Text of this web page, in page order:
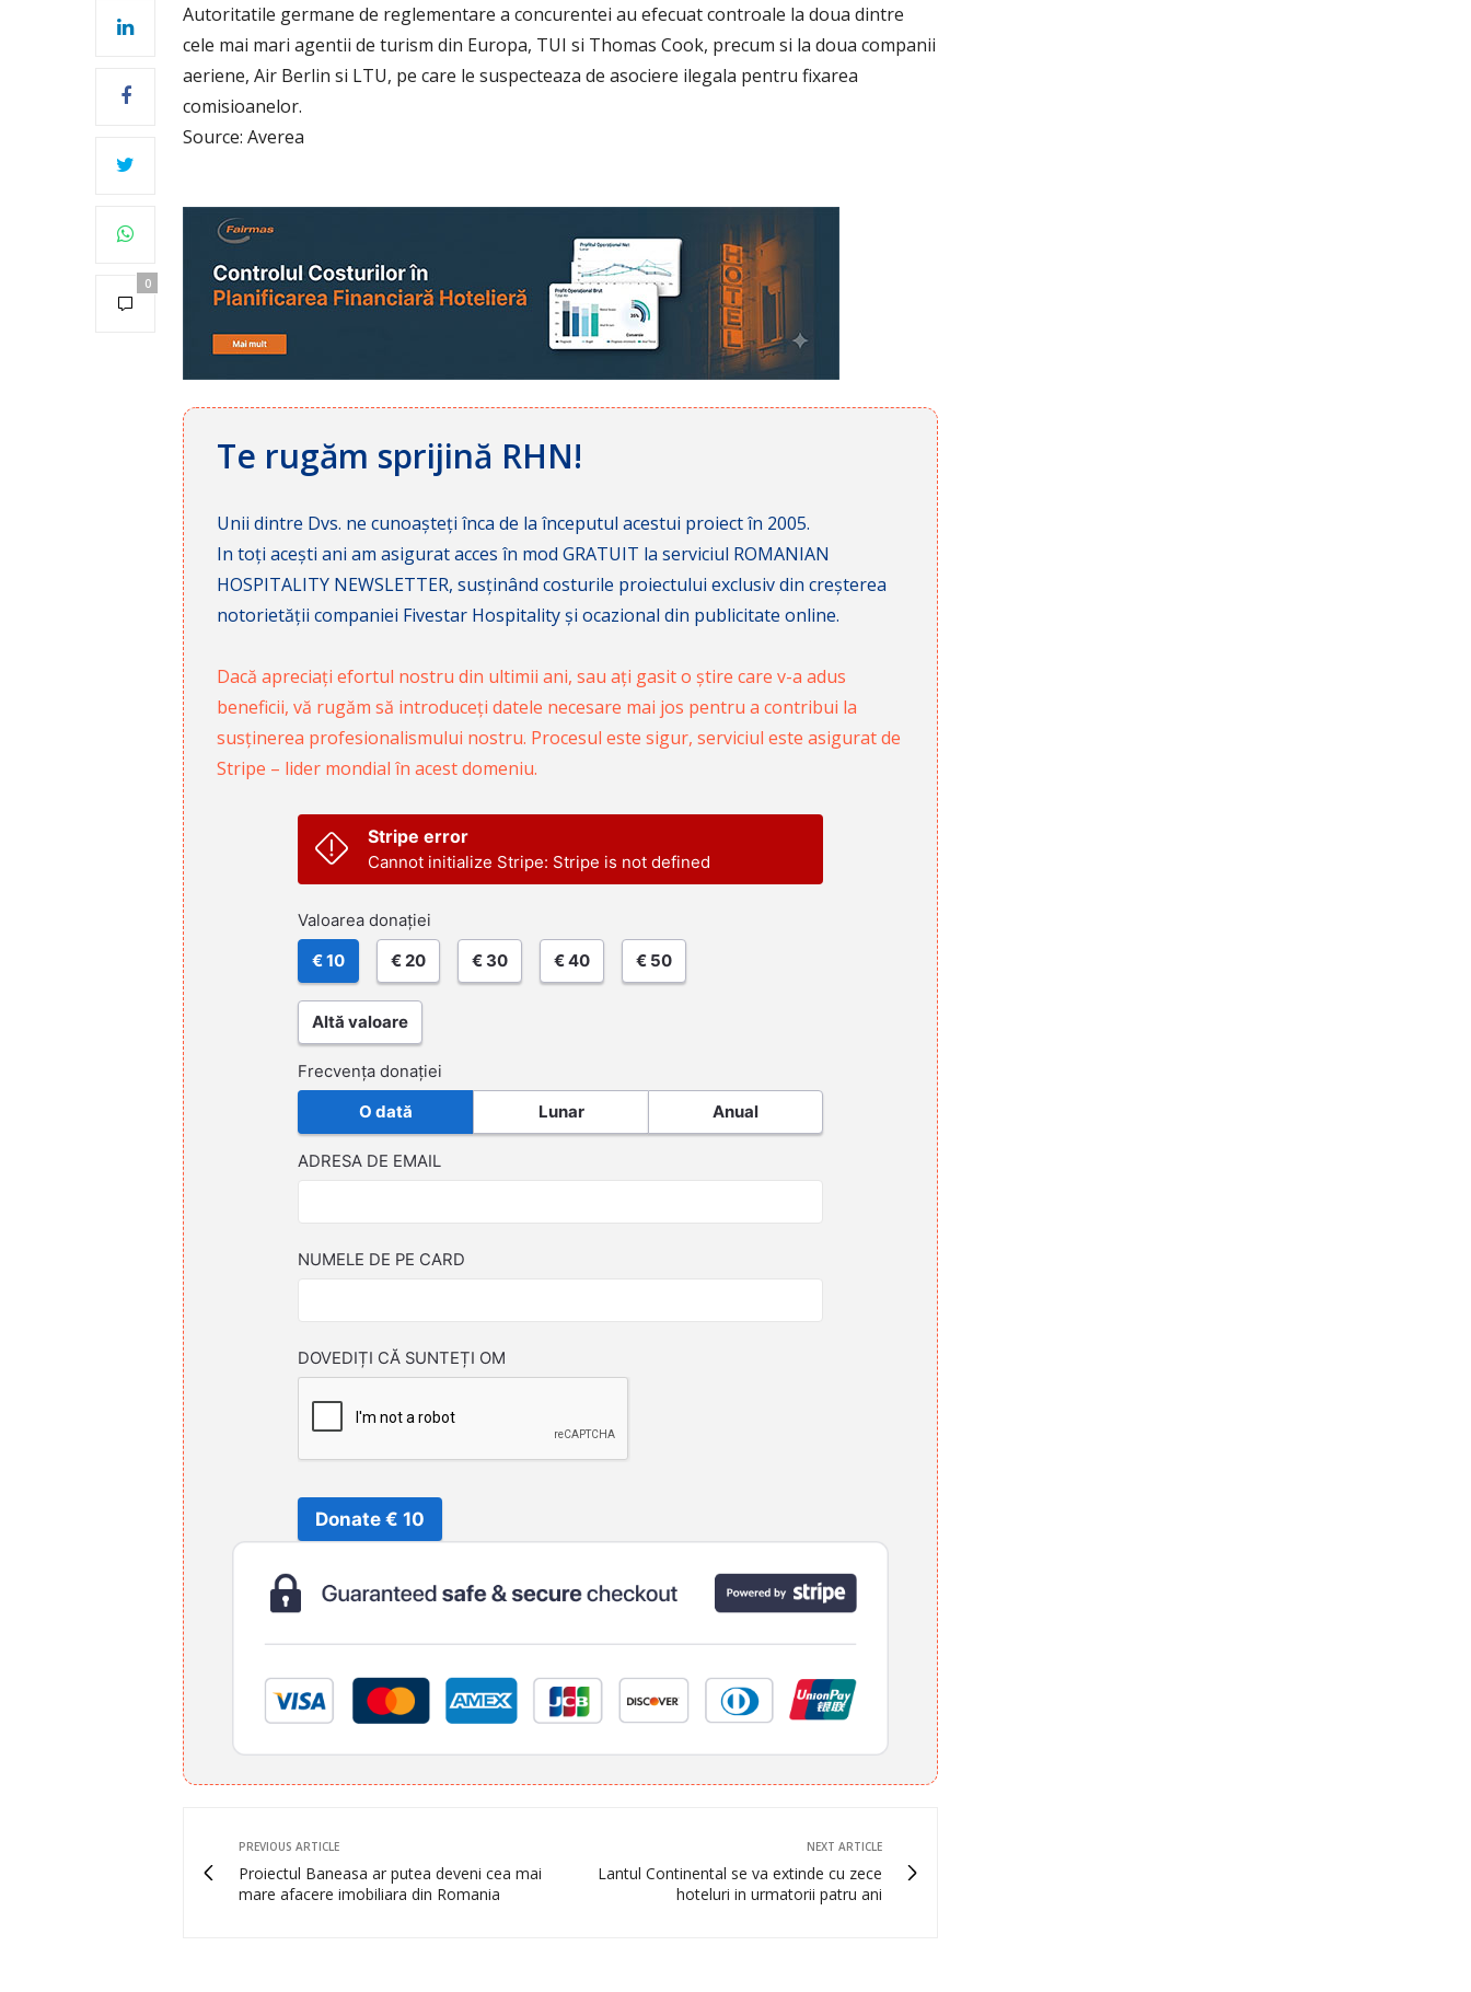
0
Autoritatile germane de reglementare a concurentei au efecuat controale la doua dintre
cele mai mari agentii de turism din Europa, TUI si Thomas Cook, precum si la doua companii
aeriene, Air Berlin si LTU, pe care le suspecteaza de asociere ilegala pentru fixarea
comisioanelor.
Source: Averea
Te rugăm sprijină RHN!
Unii dintre Dvs. ne cunoașteți înca de la începutul acestui proiect în 2005.
In toți acești ani am asigurat acces în mod GRATUIT la serviciul ROMANIAN
HOSPITALITY NEWSLETTER, susținând costurile proiectului exclusiv din creșterea
notorietății companiei Fivestar Hospitality și ocazional din publicitate online.
Dacă apreciați efortul nostru din ultimii ani, sau ați gasit o știre care v-a adus
beneficii, vă rugăm să introduceți datele necesare mai jos pentru a contribui la
susținerea profesionalismului nostru. Procesul este sigur, serviciul este asigurat de
Stripe – lider mondial în acest domeniu.
Stripe error
Cannot initialize Stripe: Stripe is not defined
Valoarea donației
€ 10 € 20 € 30 € 40 € 50
Altă valoare
Frecvența donației
O dată Lunar Anual
ADRESA DE EMAIL
NUMELE DE PE CARD
DOVEDIȚI CĂ SUNTEȚI OM
Donate € 10
PREVIOUS ARTICLE
Proiectul Baneasa ar putea deveni cea mai
mare afacere imobiliara din Romania
NEXT ARTICLE
Lantul Continental se va extinde cu zece
hoteluri in urmatorii patru ani